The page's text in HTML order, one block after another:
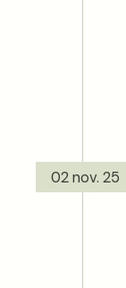
02 nov. 25